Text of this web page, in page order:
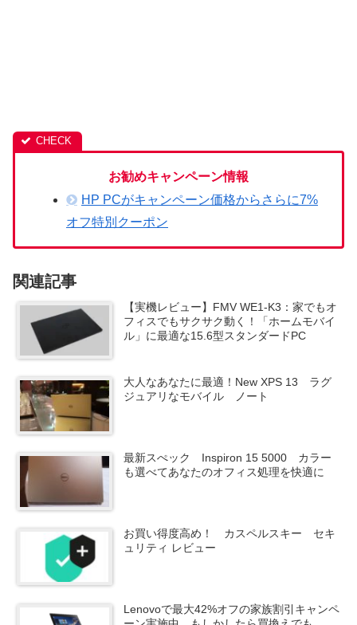
お勧めキャンペーン情報
HP PCがキャンペーン価格からさらに7%
オフ特別クーポン
関連記事
【実機レビュー】FMV WE1-K3：家でもオ
フィスでもサクサク動く！「ホームモバイ
ル」に最適な15.6型スタンダードPC
大人なあなたに最適！New XPS 13 ラグ
ジュアリなモバイル ノート
最新スぺック Inspiron 15 5000 カラー
も選べてあなたのオフィス処理を快適に
お買い得度高め！ カスペルスキー セキ
ュリティ レビュー
Lenovoで最大42%オフの家族割引キャンペ